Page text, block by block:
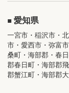
愛知県
一宮市・稲沢市・
市・愛西市・弥富
桑町・海部郡・春
郡春日町・海部郡
郡蟹江町・海部郡